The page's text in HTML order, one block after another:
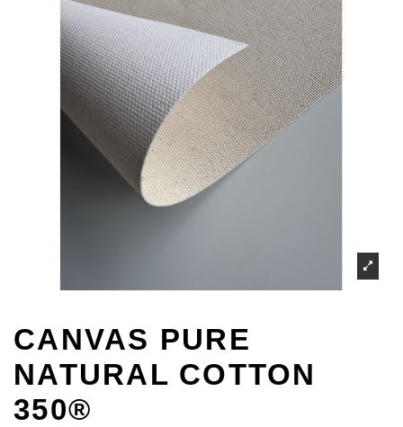
CANVAS PURE
NATURAL COTTON
350®